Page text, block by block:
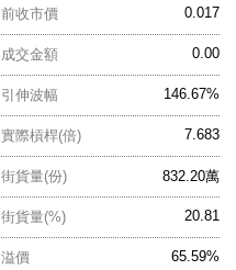
0.017
前收市價
0.00
成交金額
146.67%
引伸波幅
7.683
實際槓桿(倍)
832.20萬
街貨量(份)
20.81
街貨量(%)
65.59%
溢價